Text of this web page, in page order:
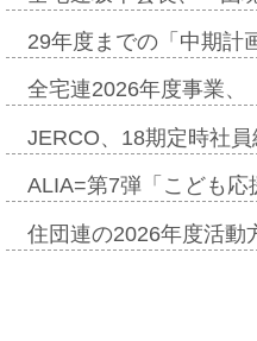
29年度までの「中期計
全宅連2026年度事業
JERCO、18期定時社
ALIA=第7弾「こども
住団連の2026年度活